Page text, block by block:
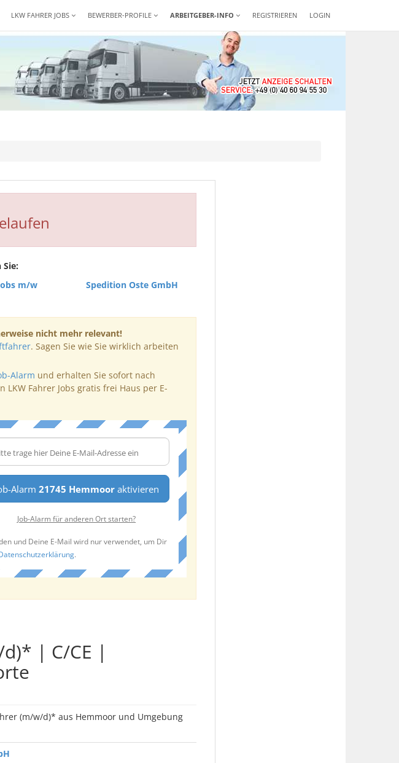
REGISTRIEREN LOGIN
LKW FAHRER JOBS BEWERBER-PROFILE ARBEITGEBER-INFO
m/w Spedition Oste GmbH
nicht mehr relevant!
. Sagen Sie wie Sie wirklich arbeiten
Alarm und erhalten Sie sofort nach
Fahrer Jobs gratis frei Haus per E-
Alarm 21745 Hemmooraktivieren
Job-Alarm für anderen Ort starten?
und Deine E-Mail wird nur verwendet, um Dir
.
| C/CE |
(m/w/d)* aus Hemmoor und Umgebung